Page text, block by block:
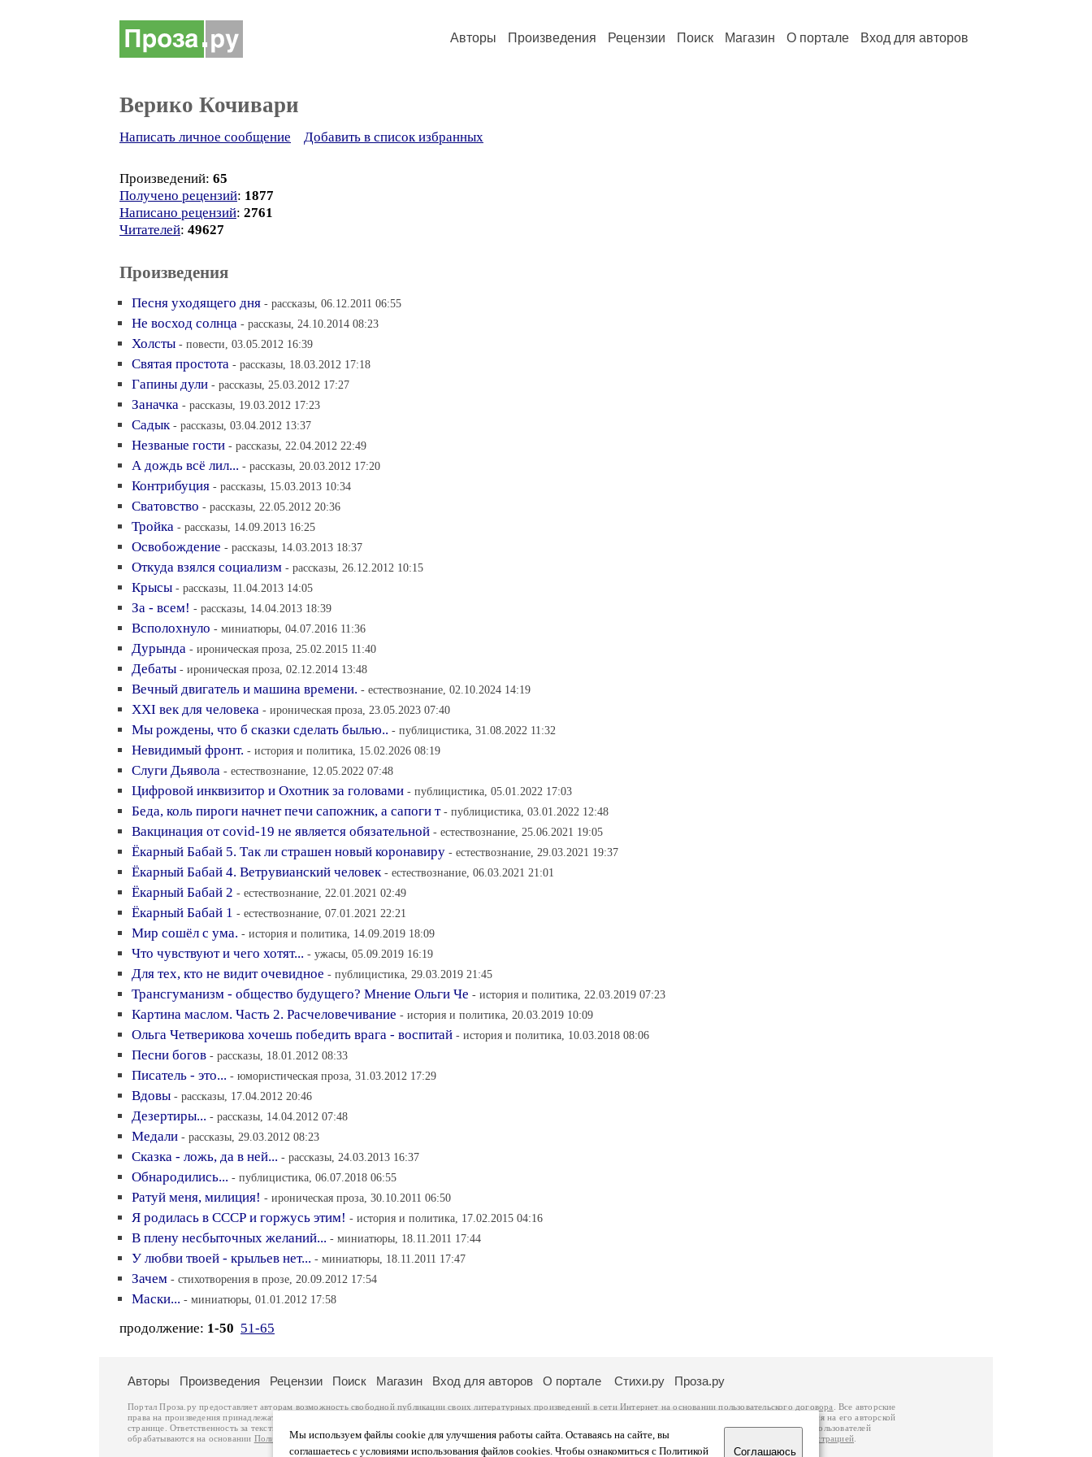
Авторы Произведения Рецензии Поиск Магазин О портале Вход для авторов
Верико Кочивари
Написать личное сообщение Добавить в список избранных
Произведений: 65
Получено рецензий: 1877
Написано рецензий: 2761
Читателей: 49627
Произведения
Песня уходящего дня - рассказы, 06.12.2011 06:55
Не восход солнца - рассказы, 24.10.2014 08:23
Холсты - повести, 03.05.2012 16:39
Святая простота - рассказы, 18.03.2012 17:18
Гапины дули - рассказы, 25.03.2012 17:27
Заначка - рассказы, 19.03.2012 17:23
Садык - рассказы, 03.04.2012 13:37
Незваные гости - рассказы, 22.04.2012 22:49
А дождь всё лил... - рассказы, 20.03.2012 17:20
Контрибуция - рассказы, 15.03.2013 10:34
Сватовство - рассказы, 22.05.2012 20:36
Тройка - рассказы, 14.09.2013 16:25
Освобождение - рассказы, 14.03.2013 18:37
Откуда взялся социализм - рассказы, 26.12.2012 10:15
Крысы - рассказы, 11.04.2013 14:05
За - всем! - рассказы, 14.04.2013 18:39
Всполохнуло - миниатюры, 04.07.2016 11:36
Дурында - ироническая проза, 25.02.2015 11:40
Дебаты - ироническая проза, 02.12.2014 13:48
Вечный двигатель и машина времени. - естествознание, 02.10.2024 14:19
ХХI век для человека - ироническая проза, 23.05.2023 07:40
Мы рождены, что б сказки сделать былью.. - публицистика, 31.08.2022 11:32
Невидимый фронт. - история и политика, 15.02.2026 08:19
Слуги Дьявола - естествознание, 12.05.2022 07:48
Цифровой инквизитор и Охотник за головами - публицистика, 05.01.2022 17:03
Беда, коль пироги начнет печи сапожник, а сапоги т - публицистика, 03.01.2022 12:48
Вакцинация от covid-19 не является обязательной - естествознание, 25.06.2021 19:05
Ёкарный Бабай 5. Так ли страшен новый коронавиру - естествознание, 29.03.2021 19:37
Ёкарный Бабай 4. Ветрувианский человек - естествознание, 06.03.2021 21:01
Ёкарный Бабай 2 - естествознание, 22.01.2021 02:49
Ёкарный Бабай 1 - естествознание, 07.01.2021 22:21
Мир сошёл с ума. - история и политика, 14.09.2019 18:09
Что чувствуют и чего хотят... - ужасы, 05.09.2019 16:19
Для тех, кто не видит очевидное - публицистика, 29.03.2019 21:45
Трансгуманизм - общество будущего? Мнение Ольги Че - история и политика, 22.03.2019 07:23
Картина маслом. Часть 2. Расчеловечивание - история и политика, 20.03.2019 10:09
Ольга Четверикова хочешь победить врага - воспитай - история и политика, 10.03.2018 08:06
Песни богов - рассказы, 18.01.2012 08:33
Писатель - это... - юмористическая проза, 31.03.2012 17:29
Вдовы - рассказы, 17.04.2012 20:46
Дезертиры... - рассказы, 14.04.2012 07:48
Медали - рассказы, 29.03.2012 08:23
Сказка - ложь, да в ней... - рассказы, 24.03.2013 16:37
Обнародились... - публицистика, 06.07.2018 06:55
Ратуй меня, милиция! - ироническая проза, 30.10.2011 06:50
Я родилась в СССР и горжусь этим! - история и политика, 17.02.2015 04:16
В плену несбыточных желаний... - миниатюры, 18.11.2011 17:44
У любви твоей - крыльев нет... - миниатюры, 18.11.2011 17:47
Зачем - стихотворения в прозе, 20.09.2012 17:54
Маски... - миниатюры, 01.01.2012 17:58
продолжение: 1-50 51-65
Мы используем файлы cookie для улучшения работы сайта. Оставаясь на сайте, вы
соглашаетесь с условиями использования файлов cookies. Чтобы ознакомиться с Политикой
Соглашаюсь
Авторы Произведения Рецензии Поиск Магазин Вход для авторов О портале Стихи.ру Проза.ру
Портал Проза.ру предоставляет авторам возможность свободной публикации своих литературных произведений в сети Интернет на основаниипользовательского договора
. Все авторские
права на произведения принадлежат авторам и охраняются
. Перепечатка произведений возможна только с согласия его автора, к которому вы можете обратиться на его авторской
странице. Ответственность за тексты произведений авторы несут самостоятельно на основании
законодательства Российской Федерации. Данные пользователей
обрабатываются на основании Политики обработки персональных данных. Вы также можете посмотреть более подробнуюинформацию о портале связаться с администрацией